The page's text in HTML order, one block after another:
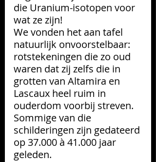
die Uranium-isotopen voor
wat ze zijn!
We vonden het aan tafel
natuurlijk onvoorstelbaar:
rotstekeningen die zo oud
waren dat zij zelfs die in
grotten van Altamira en
Lascaux heel ruim in
ouderdom voorbij streven.
Sommige van die
schilderingen zijn gedateerd
op 37.000 à 41.000 jaar
geleden.